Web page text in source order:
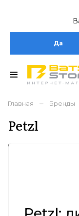
Да
Главная – Бренды
Petzl